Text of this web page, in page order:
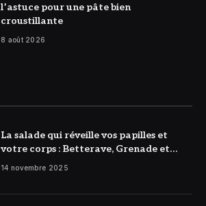
l’astuce pour une pâte bien
croustillante
8 août 2026
La salade qui réveille vos papilles et
votre corps : Betterave, Grenade et
Citron à l’honneur
14 novembre 2025